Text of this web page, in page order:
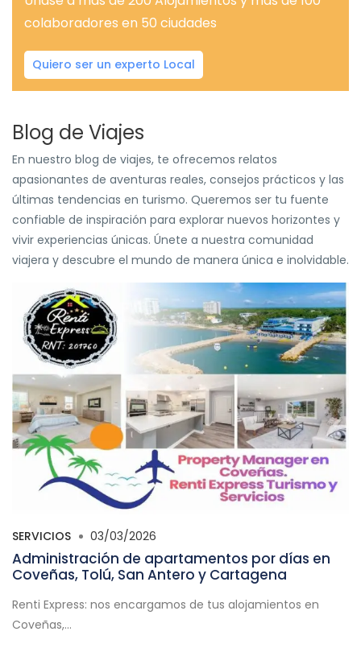
colaboradores en 50 ciudades
Quiero ser un experto Local
Blog de Viajes
En nuestro blog de viajes, te ofrecemos relatos
apasionantes de aventuras reales, consejos prácticos y las
últimas tendencias en turismo. Queremos ser tu fuente
confiable de inspiración para explorar nuevos horizontes y
vivir experiencias únicas. Únete a nuestra comunidad
viajera y descubre el mundo de manera única e inolvidable.
SERVICIOS 03/03/2026
Administración de apartamentos por días en
Coveñas, Tolú, San Antero y Cartagena
Renti Express: nos encargamos de tus alojamientos en
Coveñas,...